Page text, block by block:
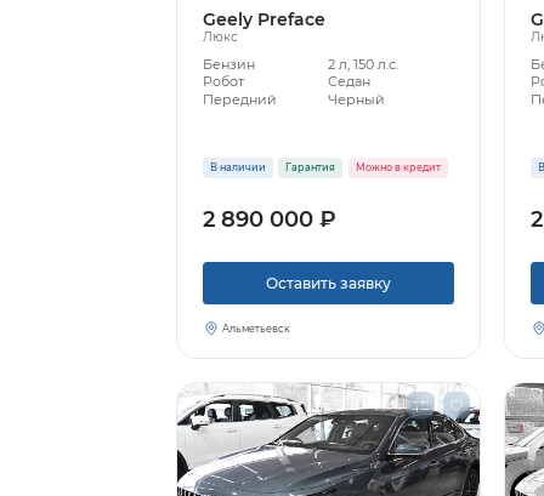
Geely Preface
Люкс
Бензин
2 л, 150 л.с.
Робот
Седан
Передний
Черный
В наличии Гарантия Можно в кредит
2 890 000 ₽
Оставить заявку
Альметьевск